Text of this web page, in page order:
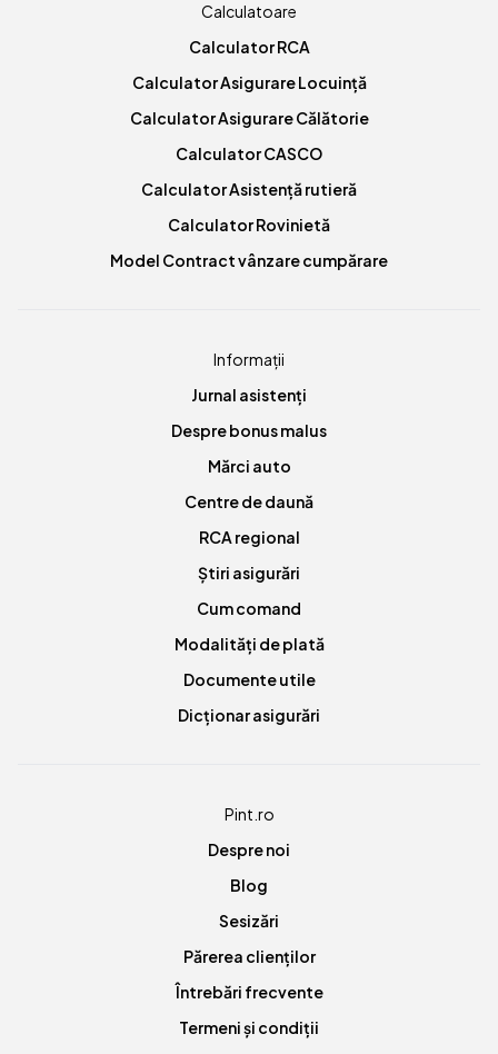
Calculatoare
Calculator RCA
Calculator Asigurare Locuință
Calculator Asigurare Călătorie
Calculator CASCO
Calculator Asistență rutieră
Calculator Rovinietă
Model Contract vânzare cumpărare
Informații
Jurnal asistenți
Despre bonus malus
Mărci auto
Centre de daună
RCA regional
Știri asigurări
Cum comand
Modalități de plată
Documente utile
Dicționar asigurări
Pint.ro
Despre noi
Blog
Sesizări
Părerea clienților
Întrebări frecvente
Termeni și condiții